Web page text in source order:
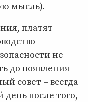
мысль).
платят
не
до появления
совет – всегда
после того,